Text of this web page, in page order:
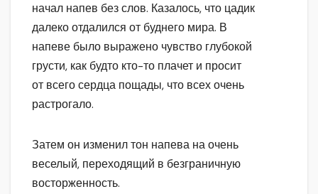
начал напев без слов. Казалось, что цадик
далеко отдалился от буднего мира. В
напеве было выражено чувство глубокой
грусти, как будто кто-то плачет и просит
от всего сердца пощады, что всех очень
растрогало.
Затем он изменил тон напева на очень
веселый, переходящий в безграничную
восторженность.